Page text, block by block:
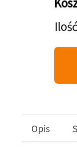
Dodaj do
Ilość
Opis